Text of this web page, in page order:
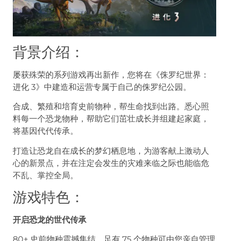
背景介绍：
屡获殊荣的系列游戏再出新作，您将在《侏罗纪世界：
进化 3》中建造和运营专属于自己的侏罗纪公园。
合成、繁殖和培育史前物种，帮生命找到出路。悉心照
料每一个恐龙物种，帮助它们茁壮成长并组建起家庭，
将基因代代传承。
打造让恐龙自在成长的梦幻栖息地，为游客献上激动人
心的新景点，并在注定会发生的灾难来临之际也能临危
不乱、掌控全局。
游戏特色：
开启恐龙的世代传承